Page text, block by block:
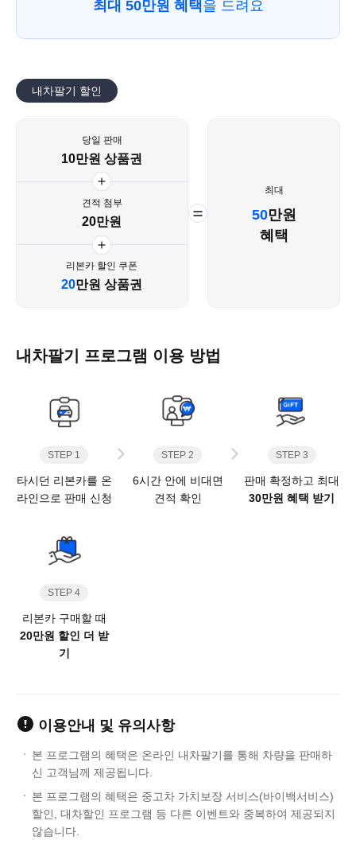
최대 50만원 혜택을 드려요
내차팔기 할인
당일 판매
10만원 상품권
견적 첨부
20만원
리본카 할인 쿠폰
20만원 상품권
최대
50만원
혜택
내차팔기 프로그램 이용 방법
STEP 1
타시던 리본카를 온
라인으로 판매 신청
STEP 2
6시간 안에 비대면
견적 확인
STEP 3
판매 확정하고 최대
30만원 혜택 받기
STEP 4
리본카 구매할 때
20만원 할인 더 받
기
이용안내 및 유의사항
본 프로그램의 혜택은 온라인 내차팔기를 통해 차량을 판매하
신 고객님께 제공됩니다.
본 프로그램의 혜택은 중고차 가치보장 서비스(바이백서비스)
할인, 대차할인 프로그램 등 다른 이벤트와 중복하여 제공되지
않습니다.